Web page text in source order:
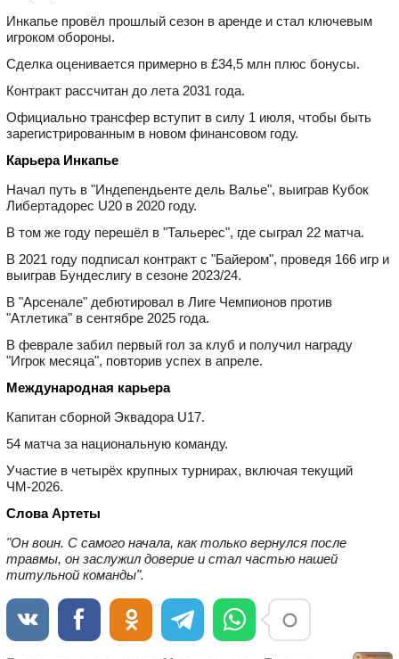
Инкапье провёл прошлый сезон в аренде и стал ключевым
игроком обороны.
Сделка оценивается примерно в £34,5 млн плюс бонусы.
Контракт рассчитан до лета 2031 года.
Официально трансфер вступит в силу 1 июля, чтобы быть
зарегистрированным в новом финансовом году.
Карьера Инкапье
Начал путь в "Индепендьенте дель Валье", выиграв Кубок
Либертадорес U20 в 2020 году.
В том же году перешёл в "Тальерес", где сыграл 22 матча.
В 2021 году подписал контракт с "Байером", проведя 166 игр и
выиграв Бундеслигу в сезоне 2023/24.
В "Арсенале" дебютировал в Лиге Чемпионов против
"Атлетика" в сентябре 2025 года.
В феврале забил первый гол за клуб и получил награду
"Игрок месяца", повторив успех в апреле.
Международная карьера
Капитан сборной Эквадора U17.
54 матчa за национальную команду.
Участие в четырёх крупных турнирах, включая текущий
ЧМ‑2026.
Слова Артеты
"Он воин. С самого начала, как только вернулся после
травмы, он заслужил доверие и стал частью нашей
титульной команды".